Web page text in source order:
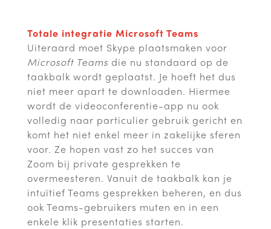
Totale integratie Microsoft Teams
Uiteraard moet Skype plaatsmaken voor
Microsoft Teams die nu standaard op de
taakbalk wordt geplaatst. Je hoeft het dus
niet meer apart te downloaden. Hiermee
wordt de videoconferentie-app nu ook
volledig naar particulier gebruik gericht en
komt het niet enkel meer in zakelijke sferen
voor. Ze hopen vast zo het succes van
Zoom bij private gesprekken te
overmeesteren. Vanuit de taakbalk kan je
intuïtief Teams gesprekken beheren, en dus
ook Teams-gebruikers muten en in een
enkele klik presentaties starten.